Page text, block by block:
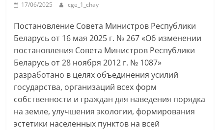
17/06/2025 cge_1_chay
Постановление Совета Министров Республики
Беларусь от 16 мая 2025 г. № 267 «Об изменении
постановления Совета Министров Республики
Беларусь от 28 ноября 2012 г. № 1087»
разработано в целях объединения усилий
государства, организаций всех форм
собственности и граждан для наведения порядка
на земле, улучшения экологии, формирования
эстетики населенных пунктов на всей